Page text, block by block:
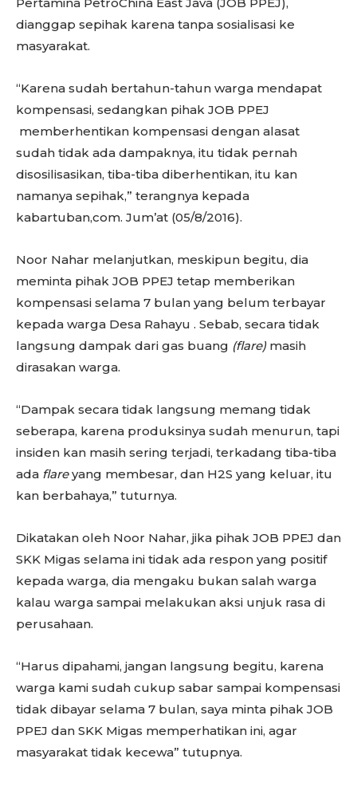
dianggap sepihak karena tanpa sosialisasi ke
masyarakat.
“Karena sudah bertahun-tahun warga mendapat
kompensasi, sedangkan pihak JOB PPEJ
memberhentikan kompensasi dengan alasat
sudah tidak ada dampaknya, itu tidak pernah
disosilisasikan, tiba-tiba diberhentikan, itu kan
namanya sepihak,” terangnya kepada
kabartuban,com. Jum’at (05/8/2016).
Noor Nahar melanjutkan, meskipun begitu, dia
meminta pihak JOB PPEJ tetap memberikan
kompensasi selama 7 bulan yang belum terbayar
kepada warga Desa Rahayu . Sebab, secara tidak
langsung dampak dari gas buang (flare)masih
dirasakan warga.
“Dampak secara tidak langsung memang tidak
seberapa, karena produksinya sudah menurun, tapi
insiden kan masih sering terjadi, terkadang tiba-tiba
ada flareyang membesar, dan H2S yang keluar, itu
kan berbahaya,” tuturnya.
Dikatakan oleh Noor Nahar, jika pihak JOB PPEJ dan
SKK Migas selama ini tidak ada respon yang positif
kepada warga, dia mengaku bukan salah warga
kalau warga sampai melakukan aksi unjuk rasa di
perusahaan.
“Harus dipahami, jangan langsung begitu, karena
warga kami sudah cukup sabar sampai kompensasi
tidak dibayar selama 7 bulan, saya minta pihak JOB
PPEJ dan SKK Migas memperhatikan ini, agar
masyarakat tidak kecewa” tutupnya.